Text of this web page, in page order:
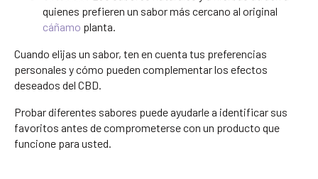
quienes prefieren un sabor más cercano al original
cáñamo planta.
Cuando elijas un sabor, ten en cuenta tus preferencias
personales y cómo pueden complementar los efectos
deseados del CBD.
Probar diferentes sabores puede ayudarle a identificar sus
favoritos antes de comprometerse con un producto que
funcione para usted.